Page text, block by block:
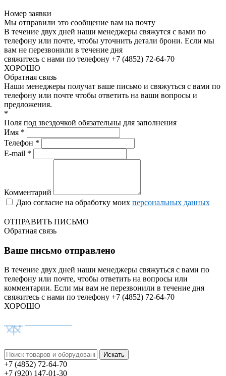
Номер заявки
Мы отправили это сообщение вам на почту
В течение двух дней наши менеджеры свяжутся с вами по
телефону или почте, чтобы уточнить детали брони. Если мы
вам не перезвонили в течение дня
свяжитесь с нами по телефону +7 (4852) 72-64-70
ХОРОШО
Обратная связь
Наши менеджеры получат ваше письмо и свяжуться с вами по
телефону или почте чтобы ответить на ваши вопросы и
предложения.
*
Поля под звездочкой обязательны для заполнения
Имя *
Телефон *
E-mail *
Комментарий
Даю согласие на обработку моих персональных данных
ОТПРАВИТЬ ПИСЬМО
Обратная связь
Ваше письмо отправлено
В течение двух дней наши менеджеры свяжуться с вами по
телефону или почте, чтобы ответить на вопросы или
комментарии. Если мы вам не перезвонили в течение дня
свяжитесь с нами по телефону +7 (4852) 72-64-70
ХОРОШО
+7 (4852) 72-64-70
+7 (920) 147-01-30